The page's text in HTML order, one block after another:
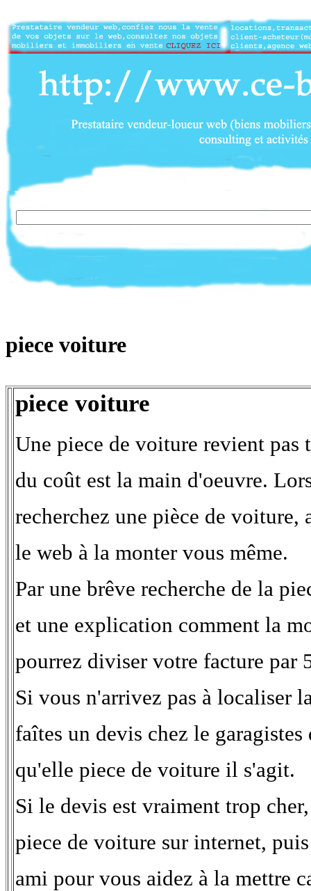
piece voiture
piece voiture
Une piece de voiture revient pas
du coût est la main d'oeuvre.
recherchez une pièce de voiture,
le web à la monter vous même.
Par une brêve recherche de la
et une explication comment la
pourrez diviser votre facture par
Si vous n'arrivez pas à localiser
faîtes un devis chez le
qu'elle piece de voiture il s'agit.
Si le devis est vraiment trop
piece de voiture sur internet,
ami pour vous aidez à la mettre